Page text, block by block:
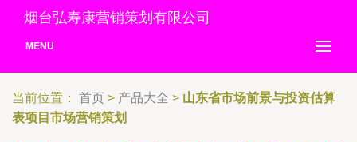
烟台弘寿康营销策划有限公司
MENU
当前位置： 首页 > 产品大全 > 山东省市场前景与投资估算
表项目市场营销策划